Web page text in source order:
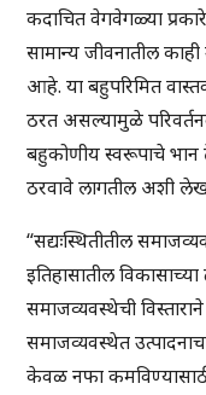
कदाचित वेगवेगळ्या
सामान्य जीवनातील
आहे. या बहुपरिमित
ठरत असल्यामुळे
बहुकोणीय स्वरूपाचे भान
ठरवावे लागतील अशी
“सद्यःस्थितीतील
इतिहासातील
समाजव्यवस्थेची
समाजव्यवस्थेत
केवळ नफा